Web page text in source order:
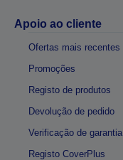
Apoio ao cliente
Ofertas mais recentes
Promoções
Registo de produtos
Devolução de pedido
Verificação de garantia
Registo CoverPlus